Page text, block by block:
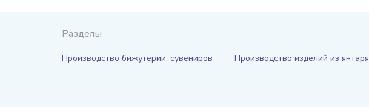
Разделы
Производство бижутерии, сувениров Производство изделий из янтаря